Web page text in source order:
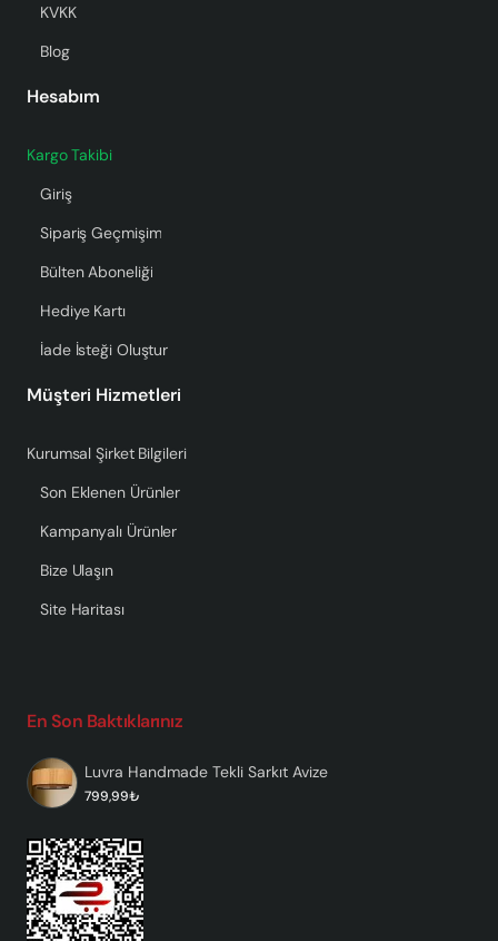
KVKK
Blog
Hesabım
Kargo Takibi
Giriş
Sipariş Geçmişim
Bülten Aboneliği
Hediye Kartı
İade İsteği Oluştur
Müşteri Hizmetleri
Kurumsal Şirket Bilgileri
Son Eklenen Ürünler
Kampanyalı Ürünler
Bize Ulaşın
Site Haritası
En Son Baktıklarınız
Luvra Handmade Tekli Sarkıt Avize
799,99₺